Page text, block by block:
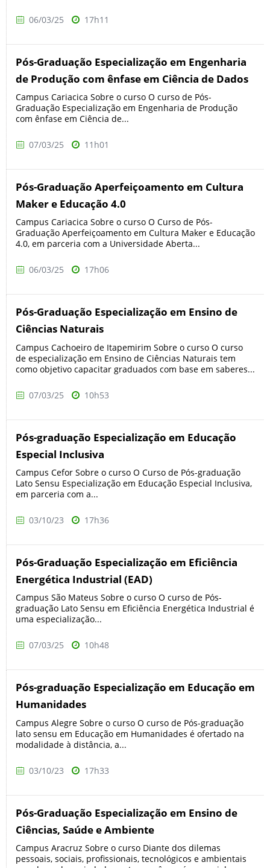
06/03/25 17h11
Pós-Graduação Especialização em Engenharia
de Produção com ênfase em Ciência de Dados
Campus Cariacica Sobre o curso O curso de Pós-
Graduação Especialização em Engenharia de Produção
com ênfase em Ciência de...
07/03/25 11h01
Pós-Graduação Aperfeiçoamento em Cultura
Maker e Educação 4.0
Campus Cariacica Sobre o curso O Curso de Pós-
Graduação Aperfeiçoamento em Cultura Maker e Educação
4.0, em parceria com a Universidade Aberta...
06/03/25 17h06
Pós-Graduação Especialização em Ensino de
Ciências Naturais
Campus Cachoeiro de Itapemirim Sobre o curso O curso
de especialização em Ensino de Ciências Naturais tem
como objetivo capacitar graduados com base em saberes...
07/03/25 10h53
Pós-graduação Especialização em Educação
Especial Inclusiva
Campus Cefor Sobre o curso O Curso de Pós-graduação
Lato Sensu Especialização em Educação Especial Inclusiva,
em parceria com a...
03/10/23 17h36
Pós-Graduação Especialização em Eficiência
Energética Industrial (EAD)
Campus São Mateus Sobre o curso O curso de Pós-
graduação Lato Sensu em Eficiência Energética Industrial é
uma especialização...
07/03/25 10h48
Pós-graduação Especialização em Educação em
Humanidades
Campus Alegre Sobre o curso O curso de Pós-graduação
lato sensu em Educação em Humanidades é ofertado na
modalidade à distância, a...
03/10/23 17h33
Pós-Graduação Especialização em Ensino de
Ciências, Saúde e Ambiente
Campus Aracruz Sobre o curso Diante dos dilemas
pessoais, sociais, profissionais, tecnológicos e ambientais